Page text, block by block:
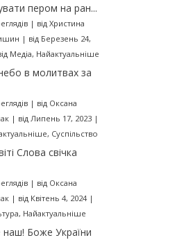
пером на ран...
| від Христина
| від Березень 24,
Медіа, Найактуальніше
в молитвах за
| від Оксана
| від Липень 17, 2023|
, Суспільство
Слова свічка
| від Оксана
| від Квітень 4, 2024|
, Найактуальніше
наш! Боже України